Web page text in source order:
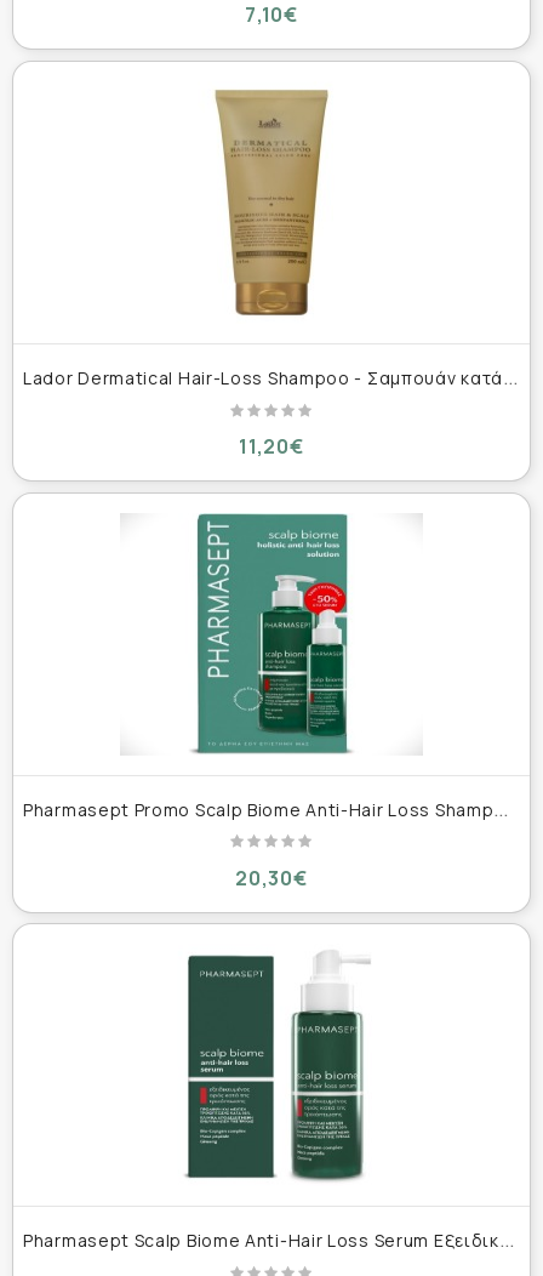
7,10€
L
ador Dermatical Hair-Loss Shampoo - Σαμπουάν κατά της τριχόπτωσης 200ml
11,20€
P
harmasept Promo Scalp Biome Anti-Hair Loss Shampoo 400ml & Scalp Biome Anti-Hair Loss Serum 100ml
20,30€
P
harmasept Scalp Biome Anti-Hair Loss Serum Εξειδικευμένος Ορός Κατά της Τριχόπτωσης 100ml